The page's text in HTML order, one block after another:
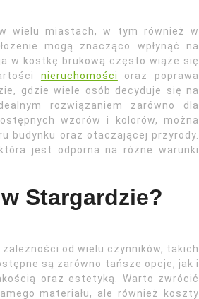
wielu miastach, w tym również w
mogą znacząco wpłynąć na
w kostkę brukową często wiąże się
nieruchomości
oraz poprawa
gdzie wiele osób decyduje się na
rozwiązaniem zarówno dla
wzorów i kolorów, można
budynku oraz otaczającej przyrody.
jest odporna na różne warunki
Stargardzie?
od wielu czynników, takich
są zarówno tańsze opcje, jak i
oraz estetyką. Warto zwrócić
materiału, ale również koszty